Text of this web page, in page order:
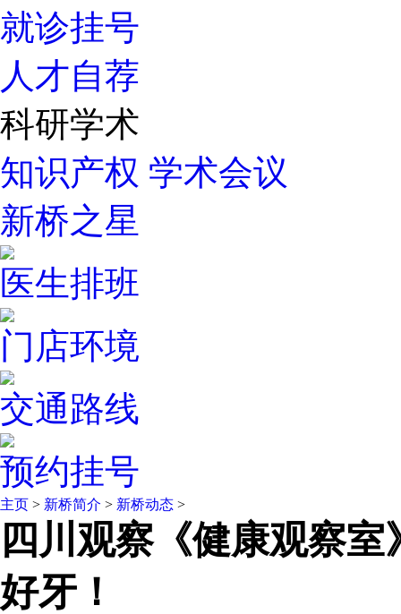
就诊挂号
人才自荐
科研学术
知识产权 学术会议
新桥之星
医生排班
门店环境
交通路线
预约挂号
主页 > 新桥简介 > 新桥动态 >
四川观察《健康观察
好牙！